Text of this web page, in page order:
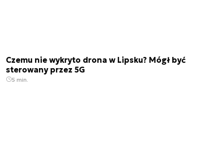
Czemu nie wykryto drona w Lipsku? Mógł być
sterowany przez 5G
5 min.